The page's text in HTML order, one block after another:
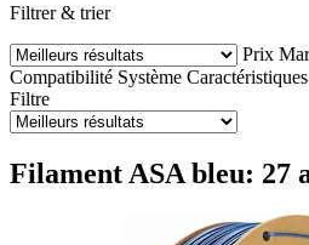
Filtrer & trier
Prix
Compatibilité Système Caractéristiques
Filtre
Filament ASA bleu: 27